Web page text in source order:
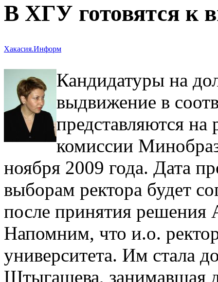
В ХГУ готовятся к
Хакасия.Информ
Кандидатуры на
выдвижение в
представляются на
комиссии
ноября 2009 года. Дата
выборам ректора будет
после принятия решения
Напомним, что и.о.
университета. Им стала
Штыгашева, занимавшая